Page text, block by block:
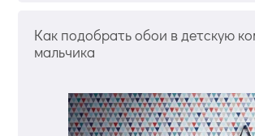
Как подобрать обои в детскую
мальчика